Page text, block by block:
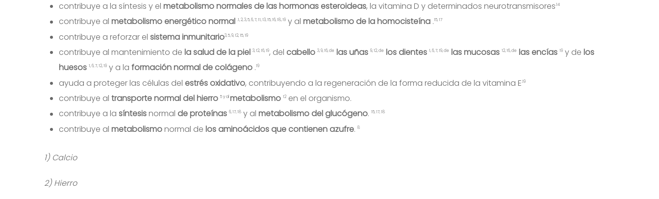
contribuye a la síntesis y el metabolismo normales de las hormonas esteroideas, la vitamina D y determinados neurotransmisores.14
contribuye al metabolismo energético normal .1, 2, 3, 5, 6, 7, 11, 13, 15, 16, 18, 19 y al metabolismo de la homocisteína .15, 17
contribuye a reforzar el sistema inmunitario3, 5, 9, 12, 15, 19
contribuye al mantenimiento de la salud dela piel 3, 12, 16, 19, del cabello 3, 9, 16, de las uñas 9, 12, de los dientes 1, 6, 7, 19, de las mucosas 12, 16, de las encías 19 y de los
huesos 1, 6, 7, 12, 19 y a la formación normal de colágeno .19
ayuda a proteger las células del estrés oxidativo, contribuyendo a la regeneración de la forma reducida de la vitamina E.19
contribuye al transporte normal del hierro 5 y al metabolismo 12 en el organismo.
contribuye a la síntesisnormal de proteínas 6, 17, 18 y al metabolismo del glucógeno. 15, 17, 18
contribuye al metabolismonormal de los aminoácidos que contienen azufre. 8
1) Calcio
2) Hierro